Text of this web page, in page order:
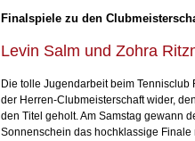
Finalspiele zu den
Levin Salm und Zohra
Die tolle Jugendarbeit beim
der Herren-Clubmeisterschaft wider,
den Titel geholt. Am Samstag gewann
Sonnenschein das hochklassige Finale